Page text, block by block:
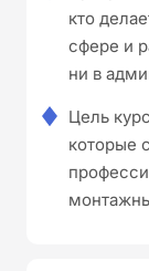
кто
сфере и
ни в
Цель
которые